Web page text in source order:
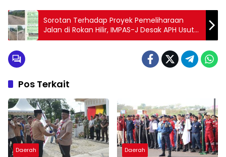
Sorotan Terhadap Proyek Pemeliharaan
Jalan di Rokan Hilir, IMPAS-J Desak APH Usut
Tuntas
Pos Terkait
Daerah Daerah